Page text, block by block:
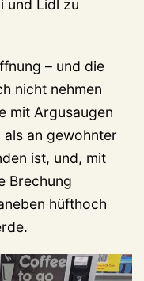
und Lidl zu
– und die
nicht nehmen
mit Argusaugen
als an gewohnter
ist, und, mit
Brechung
hüfthoch